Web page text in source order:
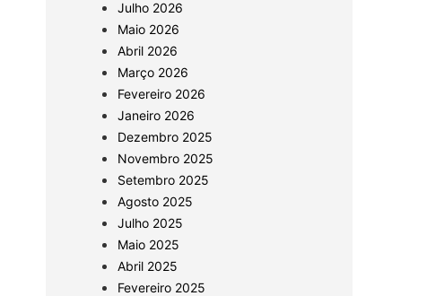
Julho 2026
Maio 2026
Abril 2026
Março 2026
Fevereiro 2026
Janeiro 2026
Dezembro 2025
Novembro 2025
Setembro 2025
Agosto 2025
Julho 2025
Maio 2025
Abril 2025
Fevereiro 2025